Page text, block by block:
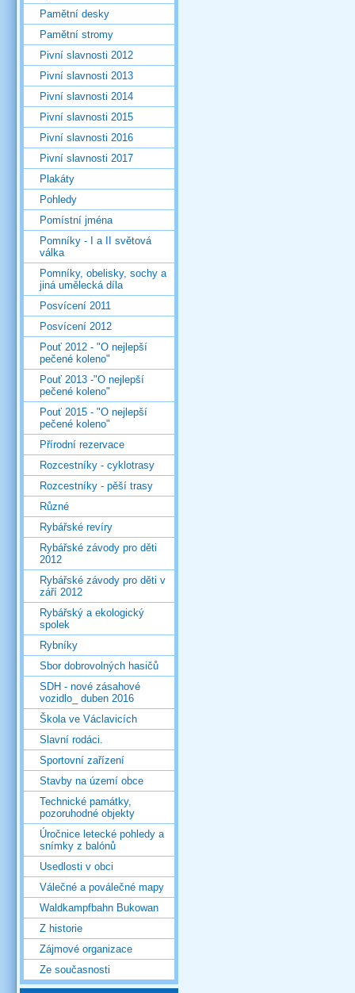
Pamětní desky
Pamětní stromy
Pivní slavnosti 2012
Pivní slavnosti 2013
Pivní slavnosti 2014
Pivní slavnosti 2015
Pivní slavnosti 2016
Pivní slavnosti 2017
Plakáty
Pohledy
Pomístní jména
Pomníky - I a II světová
válka
Pomníky, obelisky, sochy a
jiná umělecká díla
Posvícení 2011
Posvícení 2012
Pouť 2012 - "O nejlepší
pečené koleno"
Pouť 2013 -"O nejlepší
pečené koleno"
Pouť 2015 - "O nejlepší
pečené koleno"
Přírodní rezervace
Rozcestníky - cyklotrasy
Rozcestníky - pěší trasy
Různé
Rybářské revíry
Rybářské závody pro děti
2012
Rybářské závody pro děti v
září 2012
Rybářský a ekologický
spolek
Rybníky
Sbor dobrovolných hasičů
SDH - nové zásahové
vozidlo_ duben 2016
Škola ve Václavicích
Slavní rodáci.
Sportovní zařízení
Stavby na území obce
Technické památky,
pozoruhodné objekty
Úročnice letecké pohledy a
snímky z balónů
Usedlosti v obci
Válečné a poválečné mapy
Waldkampfbahn Bukowan
Z historie
Zájmové organizace
Ze současnosti